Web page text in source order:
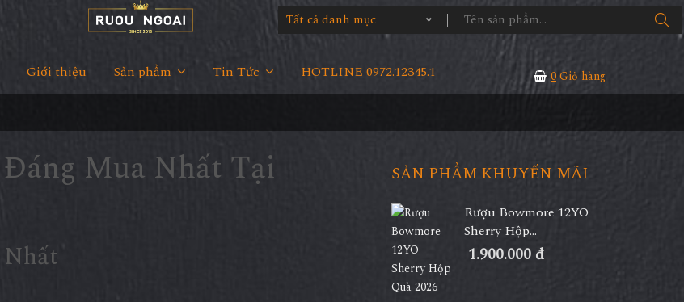
Tất cả danh mục
Giới thiệu Sản phẩm Tin Tức HOTLINE 0972.12345.1 0Giỏ hàng
Mua Nhất Tại
SẢN PHẨM KHUYẾN MÃI
Rượu Bowmore 12YO
Sherry Hộp...
1.900.000 đ